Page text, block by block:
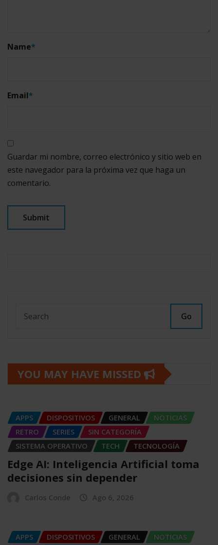
Name*
Email*
Guardar mi nombre, correo electrónico y sitio web en
este navegador para la próxima vez que haga un
comentario.
Go
YOU MAY HAVE MISSED
APPS DISPOSITIVOS GENERAL
NOTICIAS
RETRO
SERIES
SIN CATEGORÍA
SISTEMA OPERATIVO
TECH TECNOLOGÍA
Edge AI: Inteligencia Artificial toma
decisiones sin depender
Carlos Conde Ago 6, 2026
APPS DISPOSITIVOS GENERAL
NOTICIAS